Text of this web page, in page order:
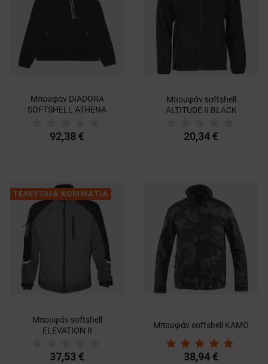
Μπουφάν DIADORA
SOFTSHELL ATHENA
92,38 €
Μπουφάν softshell
ALTITUDE II BLACK
20,34 €
ΤΕΛΕΥΤΑΙΑ ΚΟΜΜΑΤΙΑ
Μπουφάν softshell
ELEVATION II
37,53 €
Μπουφάν softshell KAMO
38,94 €